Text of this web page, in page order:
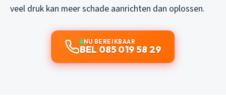
veel druk kan meer schade aanrichten dan oplossen.
NU BEREIKBAAR
BEL 085 019 58 29